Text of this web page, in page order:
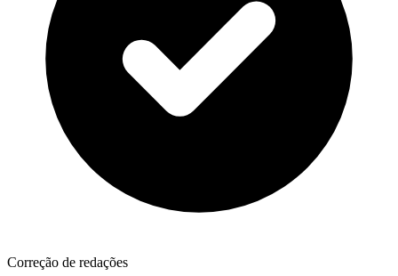
Correção de redações